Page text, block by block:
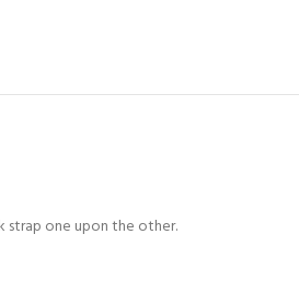
strap one upon the other.